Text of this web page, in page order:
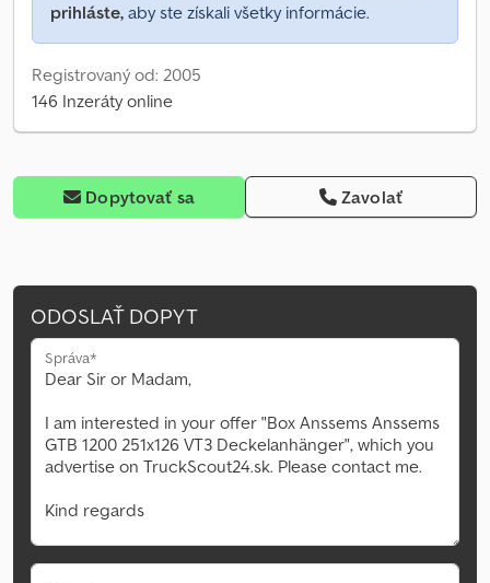
prihláste, aby ste získali všetky informácie.
Registrovaný od: 2005
146 Inzeráty online
Dopytovať sa Zavolať
ODOSLAŤ DOPYT
Správa*